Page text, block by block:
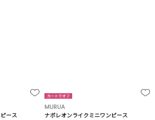
ース
MURUA
ナポレオンライクミニワンピース